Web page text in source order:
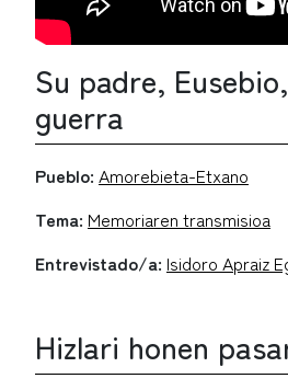
Su padre,
guerra
Pueblo: Amorebieta-Etxano
Tema: Memoriaren transmisioa
Entrevistado/a: Isidoro Apraiz
Hizlari honen